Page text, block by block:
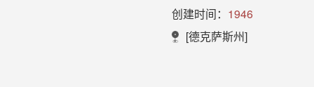
创建时间： 1946
[德克萨斯州]